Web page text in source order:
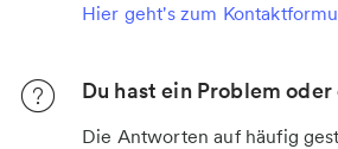
Hier geht's zum
Du hast ein Problem oder
Die Antworten auf häufig